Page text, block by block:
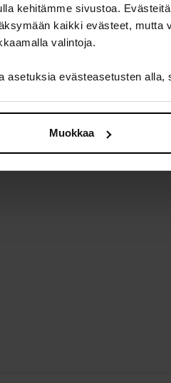
kehitämme sivustoa.
kaikki evästeet, mutta
valintoja.
evästeasetusten alla,
Muokkaa